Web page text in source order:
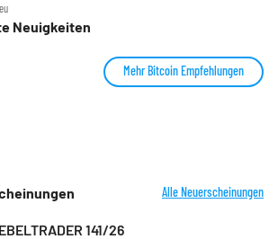
Neuigkeiten
Mehr Bitcoin Empfehlungen
Alle Neuerscheinungen
141/26